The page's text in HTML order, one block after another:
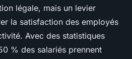
légale, mais un levier
la satisfaction des employés
Avec des statistiques
% des salariés prennent